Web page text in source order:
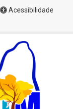
Acessibilidade